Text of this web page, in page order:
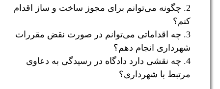
2. چگونه می‌توانم برای مجوز ساخت و ساز اقدام
کنم؟
3. چه اقداماتی می‌توانم در صورت نقض مقررات
شهرداری انجام دهم؟
4. چه نقشی دارد دادگاه در رسیدگی به دعاوی
مرتبط با شهرداری؟